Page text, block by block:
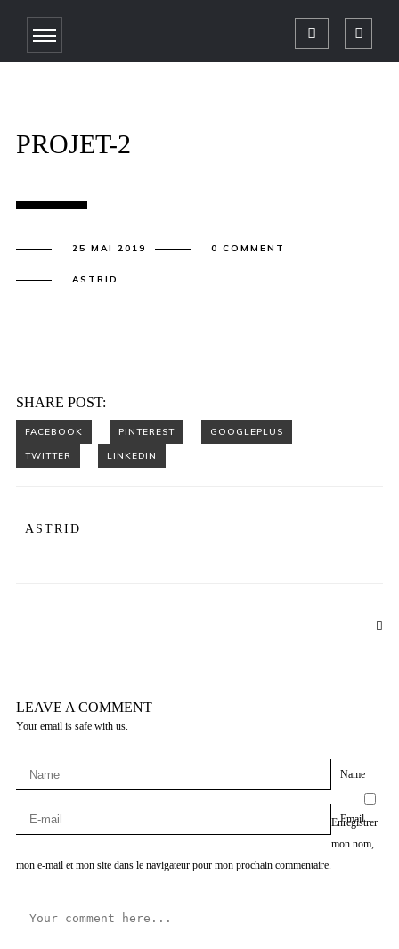
PROJET-2
25 MAI 2019 0 COMMENT
ASTRID
SHARE POST:
ASTRID
LEAVE A COMMENT
Your email is safe with us.
Name
Email
Enregistrer
mon nom,
mon e-mail et mon site dans le navigateur pour mon prochain commentaire.